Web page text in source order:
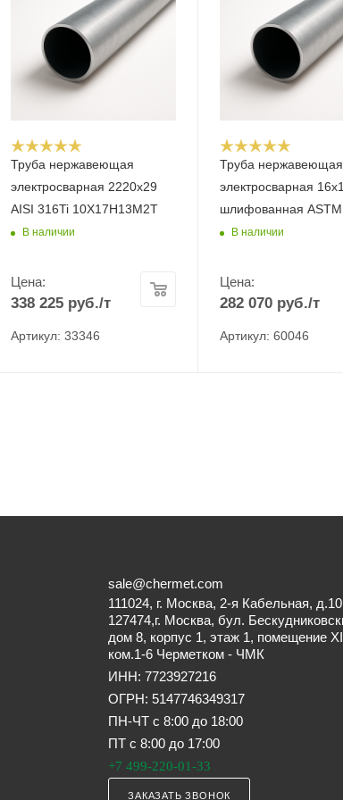
Труба нержавеющая
электросварная 2220х29
AISI 316Ti 10Х17Н13М2Т
В наличии
Цена:
338 225руб./т
Артикул: 33346
Труба нержавеющая
электросварная
шлифованная
В наличии
Цена:
282 070 руб./т
Артикул: 60046
sale@chermet.com
111024, г. Москва, 2-я Кабельная, д.10
127474,г. Москва, бул.
дом 8, корпус 1, этаж 1, помещение
ком.1-6 Черметком - ЧМК
ИНН: 7723927216
ОГРН: 5147746349317
ПН-ЧТ с 8:00 до 18:00
ПТ с 8:00 до 17:00
+7 499-220-01-33
ЗАКАЗАТЬ ЗВОНОК